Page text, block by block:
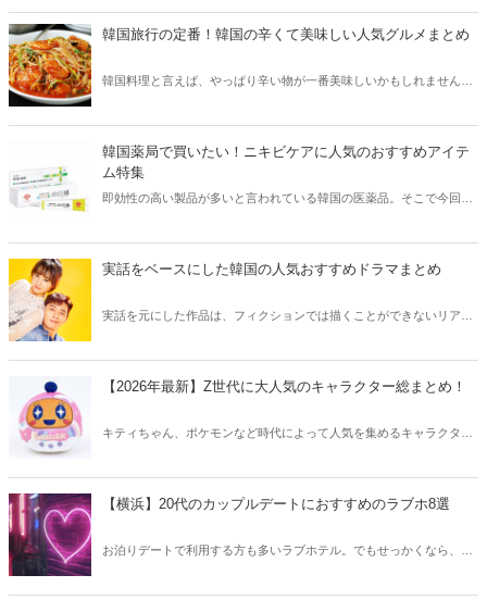
韓国旅行の定番！韓国の辛くて美味しい人気グルメまとめ
韓国料理と言えば、やっぱり辛い物が一番美味しいかもしれません。
きな方はもちろん、体験したことのないような辛さに挑戦してみたい
方も必見です。
韓国薬局で買いたい！ニキビケアに人気のおすすめアイテ
ム特集
即効性の高い製品が多いと言われている韓国の医薬品。そこで今回は
入できるニキビケアにおすすめのアイテムをチェックしてみましょ
う。
実話をベースにした韓国の人気おすすめドラマまとめ
実話を元にした作品は、フィクションでは描くことができないリアル
マをご紹介します。
【2026年最新】Z世代に大人気のキャラクター総まとめ！
キティちゃん、ポケモンなど時代によって人気を集めるキャラクター
紹介！2026年の今、巷で流行っているキャラクターをまとめてチェッ
クしてみましょう。
【横浜】20代のカップルデートにおすすめのラブホ8選
お泊りデートで利用する方も多いラブホテル。でもせっかくなら、キ
カップルデートにおすすめのラブホを横浜エリアからご紹介します！